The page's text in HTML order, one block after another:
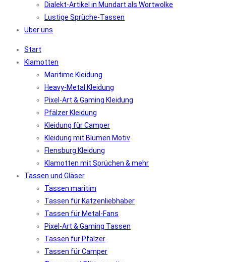
Dialekt-Artikel in Mundart als Wortwolke
Lustige Sprüche-Tassen
Über uns
Start
Klamotten
Maritime Kleidung
Heavy-Metal Kleidung
Pixel-Art & Gaming Kleidung
Pfälzer Kleidung
Kleidung für Camper
Kleidung mit Blumen Motiv
Flensburg Kleidung
Klamotten mit Sprüchen & mehr
Tassen und Gläser
Tassen maritim
Tassen für Katzenliebhaber
Tassen für Metal-Fans
Pixel-Art & Gaming Tassen
Tassen für Pfälzer
Tassen für Camper